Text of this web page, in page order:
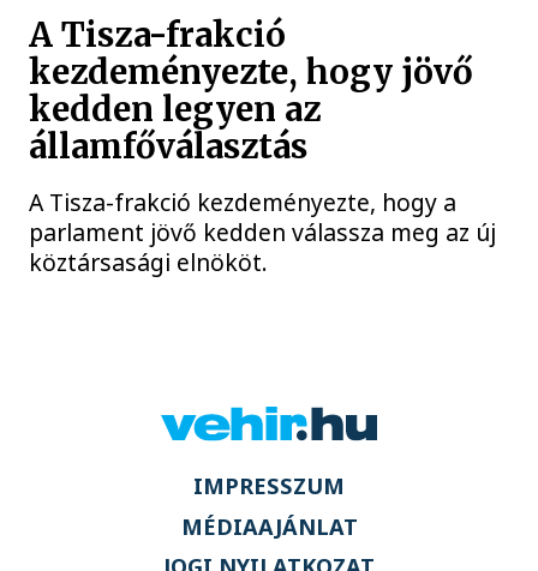
A Tisza-frakció
kezdeményezte, hogy jövő
kedden legyen az
államfőválasztás
A Tisza-frakció kezdeményezte, hogy a
parlament jövő kedden válassza meg az új
köztársasági elnököt.
IMPRESSZUM
MÉDIAAJÁNLAT